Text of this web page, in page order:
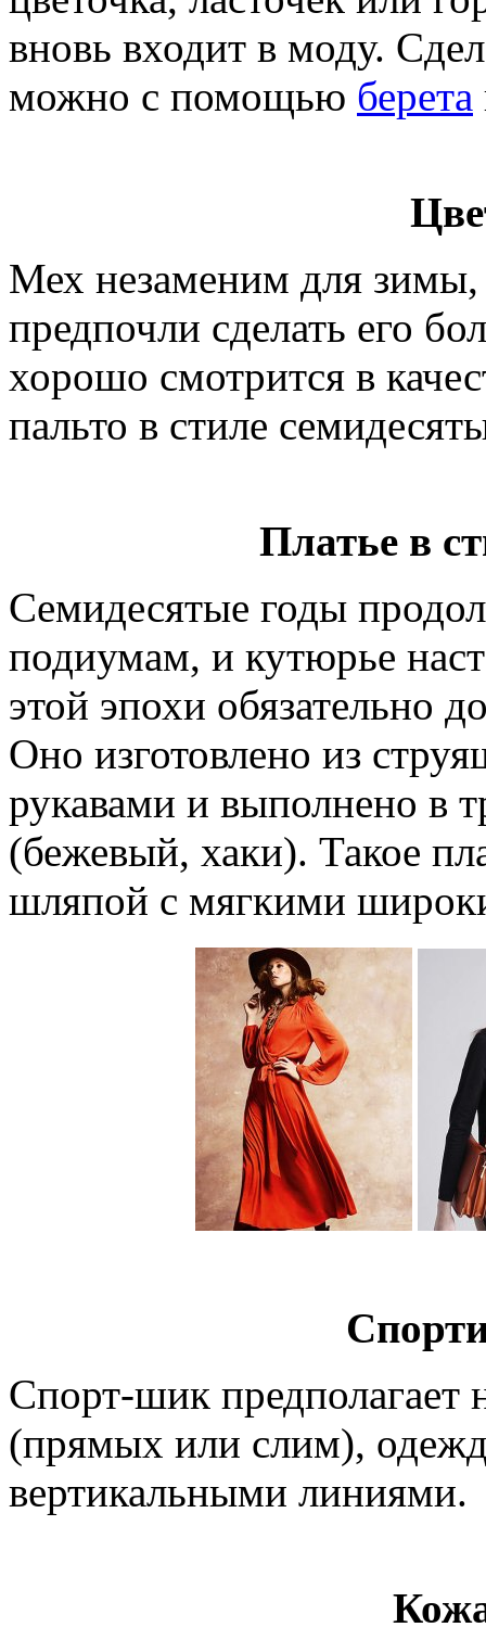
вновь входит в моду.
можно с помощью берета
Мех незаменим для зимы,
предпочли сделать его
хорошо смотрится в
пальто в стиле
Платье в
Семидесятые годы
подиумам, и кутюрье
этой эпохи обязательно
Оно изготовлено из
рукавами и выполнено в
(бежевый, хаки). Такое
шляпой с мягкими
Спорт-шик предполагает
(прямых или слим),
вертикальными линиями.